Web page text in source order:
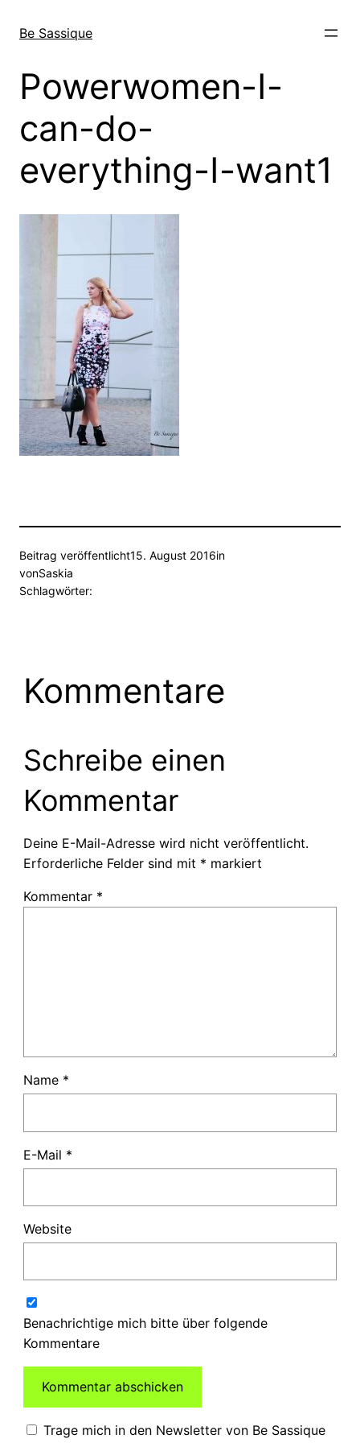
zum
wechseln
Be Sassique
Powerwomen-I-
can-do-
everything-I-want1
Beitrag veröffentlicht15. August 2016in
vonSaskia
Schlagwörter:
Kommentare
Schreibe einen
Kommentar
Deine E-Mail-Adresse wird nicht veröffentlicht.
Erforderliche Felder sind mit * markiert
Kommentar *
Name *
E-Mail *
Website
Benachrichtige mich bitte über folgende
Kommentare
Trage mich in den Newsletter von Be Sassique